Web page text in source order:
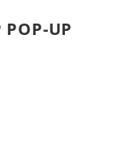
POP-UP